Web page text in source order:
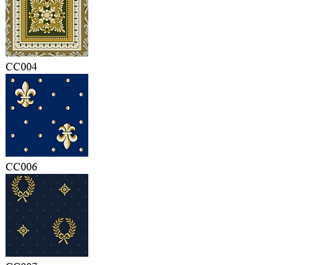
CC004
CC006